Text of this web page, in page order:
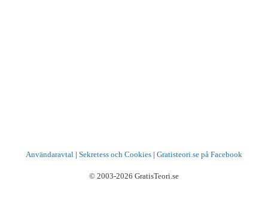
Användaravtal | Sekretess och Cookies | Gratisteori.se på Facebook
© 2003-2026 GratisTeori.se